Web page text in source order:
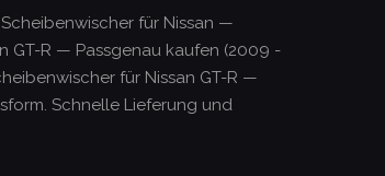
für Nissan —
GT-R — Passgenau kaufen (2009 -
für Nissan GT-R —
Schnelle Lieferung und